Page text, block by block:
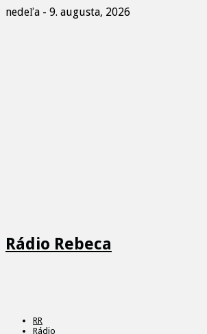
nedeľa - 9. augusta, 2026
Rádio Rebeca
RR
Rádio